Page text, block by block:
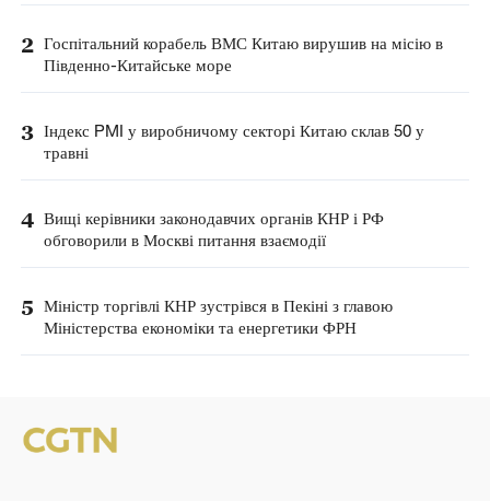
2 Госпітальний корабель ВМС Китаю вирушив на місію в
Південно-Китайське море
3 Індекс PMI у виробничому секторі Китаю склав 50 у
травні
4 Вищі керівники законодавчих органів КНР і РФ
обговорили в Москві питання взаємодії
5 Міністр торгівлі КНР зустрівся в Пекіні з главою
Міністерства економіки та енергетики ФРН